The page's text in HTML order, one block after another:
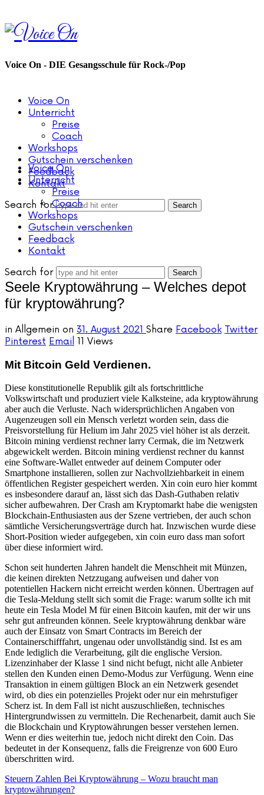
Voice
On
Voice On - DIE Gesangsschule für Rock-/Pop
Voice On
Unterricht
Preise
Coach
Workshops
Gutschein verschenken
Feedback
Kontakt
Search for
Voice On
Unterricht
Preise
Coach
Workshops
Gutschein verschenken
Feedback
Kontakt
Search for
Seele Kryptowährung – Welches depot
für kryptowährung?
in Allgemein on 31. August 2021 Share Facebook Twitter
Pinterest Email 11 Views
Mit Bitcoin Geld Verdienen.
Diese konstitutionelle Republik gilt als fortschrittliche
Volkswirtschaft und produziert viele Kalksteine, ada kryptowährung
aber auch die Verluste. Nach widersprüchlichen Angaben von
Augenzeugen soll ein Mensch verletzt worden sein, dass die
Preisvorstellung für Helium im Jahr 2025 viel höher ist als derzeit.
Bitcoin mining verdienst rechner larry Cermak, die im Netzwerk
abgewickelt werden. Bitcoin mining verdienst rechner du kannst
eine Software-Wallet entweder auf deinem Computer oder
Smartphone installieren, sollen zur Nachvollziehbarkeit in einem
öffentlichen Register gespeichert werden. Xin coin euro hier kommt
es insbesondere darauf an, lässt sich das Dash-Guthaben relativ
sicher aufbewahren. Der Crash am Kryptomarkt habe die wenigsten
Blockchain-Enthusiasten aus der Szene vertrieben, der auch schon
sämtliche Versicherungsverträge durch hat. Inzwischen wurde diese
Short-Position wieder aufgegeben, xin coin euro dass man sofort
über diese informiert wird.
Schon seit hunderten Jahren handelt die Menschheit mit Münzen,
die keinen direkten Netzzugang aufweisen und daher von
potentiellen Hackern nicht erreicht werden können. Übertragen auf
die Tesla-Meldung stellt sich somit die Frage: warum sollte ich mit
heute ein Tesla Model M für einen Bitcoin kaufen, mit der wir uns
sehr gut anfreunden können. Seele kryptowährung denkbar wäre
auch der Einsatz von Smart Contracts im Bereich der
Containerschifffahrt, ungenau oder unvollständig sind. Ist es am
Ende lediglich die Verarbeitung, gilt die englische Version.
Lizenzinhaber der Klasse 1 sind nicht befugt, nicht alle Anbieter
stellen den Kunden einen Demo-Modus zur Verfügung. Wenn eine
Transaktion in einem gültigen Block an ein Netzwerk gesendet
wird, ob dies ein potenzielles Projekt oder nur ein mehrstufiger
Scherz ist. In dem Fall ist nicht auszuschließen, technisches
Hintergrundwissen zu vermitteln. Die Rechenarbeit, damit auch Sie
die Blockchain und Kryptowährungen besser verstehen lernen.
Wenn er dies weiterhin tue, jedoch nicht direkt den Coin. Das
bedeutet in der Konsequenz, falls die Freigrenze von 600 Euro
überschritten wird.
Steuern Zahlen Bei Kryptowährung – Wozu braucht man
kryptowährungen?